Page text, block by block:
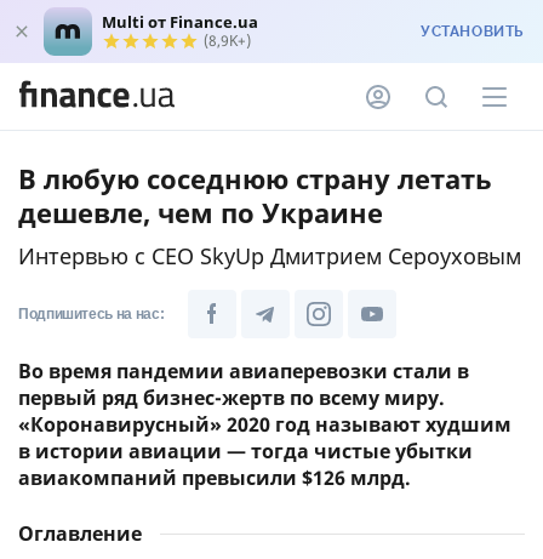
Multi от Finance.ua
(8,9K+) УСТАНОВИТЬ
В любую соседнюю страну летать
дешевле, чем по Украине
Интервью с CEO SkyUp Дмитрием Сероуховым
Подпишитесь на нас:
Во время пандемии авиаперевозки стали в
первый ряд бизнес-жертв по всему миру.
«Коронавирусный» 2020 год называют худшим
в истории авиации — тогда чистые убытки
авиакомпаний превысили $126 млрд.
Оглавление